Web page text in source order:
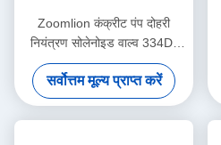
Zoomlion कंक्रीट पंप दोहरी
नियंत्रण सोलेनोइड वाल्व 334D-
015-02 1010302328
सर्वोत्तम मूल्य प्राप्त करें